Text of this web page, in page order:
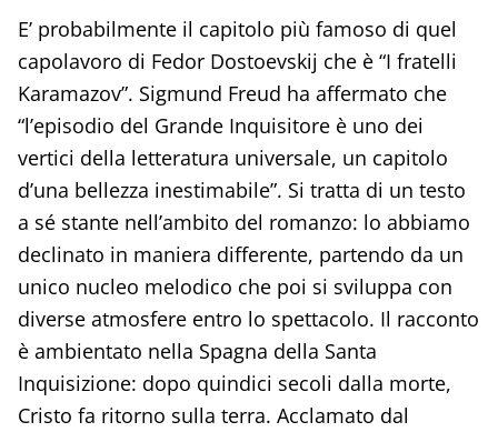
E’ probabilmente il capitolo più famoso di quel
capolavoro di Fedor Dostoevskij che è “I fratelli
Karamazov”. Sigmund Freud ha affermato che
“l’episodio del Grande Inquisitore è uno dei
vertici della letteratura universale, un capitolo
d’una bellezza inestimabile”. Si tratta di un testo
a sé stante nell’ambito del romanzo: lo abbiamo
declinato in maniera differente, partendo da un
unico nucleo melodico che poi si sviluppa con
diverse atmosfere entro lo spettacolo. Il racconto
è ambientato nella Spagna della Santa
Inquisizione: dopo quindici secoli dalla morte,
Cristo fa ritorno sulla terra. Acclamato dal